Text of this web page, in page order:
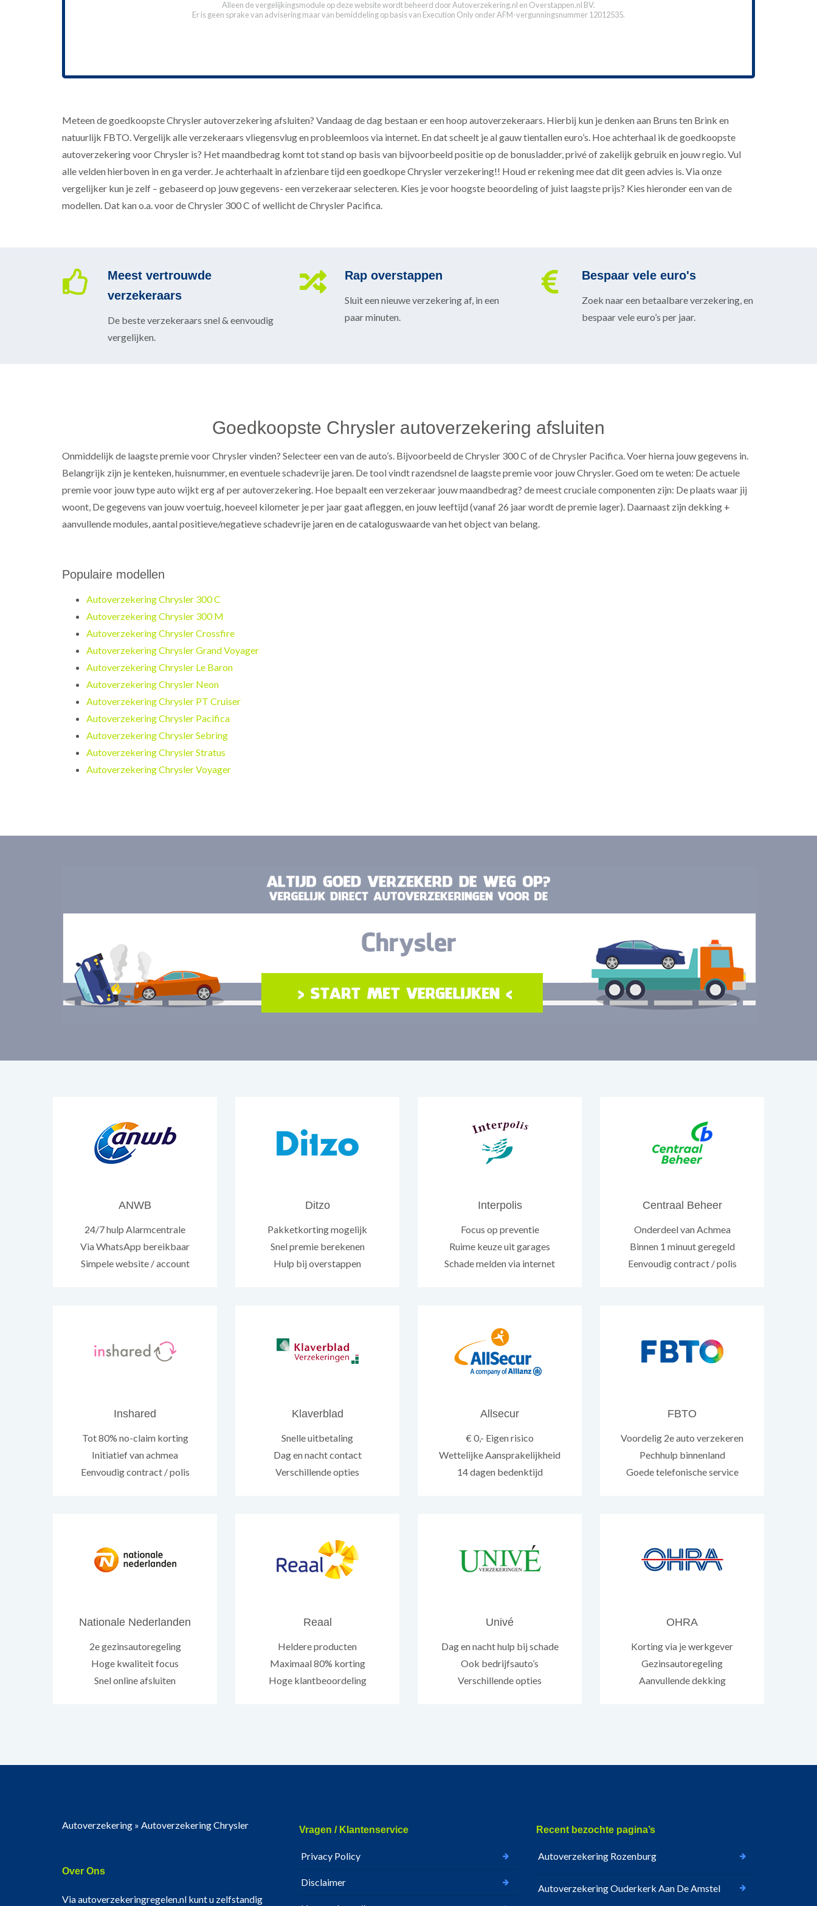
Alleen de vergelijkingsmodule op deze website wordt beheerd doorAutoverzekering.nl en Overstappen.nl BV.
Er is geen sprake van advisering maar van bemiddeling op basis van Execution Only onder AFM-vergunningsnummer 12012535.
Meteen de goedkoopste Chrysler autoverzekering afsluiten? Vandaag de dag bestaan er een hoop autoverzekeraars. Hierbij kun je denken aan Bruns ten Brink en
natuurlijk FBTO. Vergelijk alle verzekeraars vliegensvlug en probleemloos via internet. En dat scheelt je al gauw tientallen euro’s. Hoe achterhaal ik de goedkoopste
autoverzekering voor Chrysler is? Het maandbedrag komt tot stand op basis van bijvoorbeeld positie op de bonusladder, privé of zakelijk gebruik en jouw regio. Vul
alle velden hierboven in en ga verder. Je achterhaalt in afzienbare tijd een goedkope Chrysler verzekering!! Houd er rekening mee dat dit geen advies is. Via onze
vergelijker kun je zelf – gebaseerd op jouw gegevens- een verzekeraar selecteren. Kies je voor hoogste beoordeling of juist laagste prijs? Kies hieronder een van de
modellen. Dat kan o.a. voor de Chrysler 300 C of wellicht de Chrysler Pacifica.
Meest vertrouwde
verzekeraars
De beste verzekeraars snel & eenvoudig
vergelijken.
Rap overstappen
Sluit een nieuwe verzekering af, in een
paar minuten.
Bespaar vele euro's
Zoek naar een betaalbare verzekering, en
bespaar vele euro’s per jaar.
Goedkoopste Chrysler autoverzekering afsluiten
Onmiddelijk de laagste premie voor Chrysler vinden? Selecteer een van de auto’s. Bijvoorbeeld de Chrysler 300 C of de Chrysler Pacifica. Voer hierna jouw gegevens in.
Belangrijk zijn je kenteken, huisnummer, en eventuele schadevrije jaren. De tool vindt razendsnel de laagste premie voor jouw Chrysler. Goed om te weten: De actuele
premie voor jouw type auto wijkt erg af per autoverzekering. Hoe bepaalt een verzekeraar jouw maandbedrag? de meest cruciale componenten zijn: De plaats waar jij
woont, De gegevens van jouw voertuig, hoeveel kilometer je per jaar gaat afleggen, en jouw leeftijd (vanaf 26 jaar wordt de premie lager). Daarnaast zijn dekking +
aanvullende modules, aantal positieve/negatieve schadevrije jaren en de cataloguswaarde van het object van belang.
Populaire modellen
Autoverzekering Chrysler 300 C
Autoverzekering Chrysler 300 M
Autoverzekering Chrysler Crossfire
Autoverzekering Chrysler Grand Voyager
Autoverzekering Chrysler Le Baron
Autoverzekering Chrysler Neon
Autoverzekering Chrysler PT Cruiser
Autoverzekering Chrysler Pacifica
Autoverzekering Chrysler Sebring
Autoverzekering Chrysler Stratus
Autoverzekering Chrysler Voyager
ANWB
24/7 hulp Alarmcentrale
Via WhatsApp bereikbaar
Simpele website / account
Ditzo
Pakketkorting mogelijk
Snel premie berekenen
Hulp bij overstappen
Interpolis
Focus op preventie
Ruime keuze uit garages
Schade melden via internet
Centraal Beheer
Onderdeel van Achmea
Binnen 1 minuut geregeld
Eenvoudig contract / polis
Inshared
Tot 80% no-claim korting
Initiatief van achmea
Eenvoudig contract / polis
Klaverblad
Snelle uitbetaling
Dag en nacht contact
Verschillende opties
Allsecur
€ 0,- Eigen risico
Wettelijke Aansprakelijkheid
14 dagen bedenktijd
FBTO
Voordelig 2e auto verzekeren
Pechhulp binnenland
Goede telefonische service
Nationale Nederlanden
2e gezinsautoregeling
Hoge kwaliteit focus
Snel online afsluiten
Reaal
Heldere producten
Maximaal 80% korting
Hoge klantbeoordeling
Univé
Dag en nacht hulp bij schade
Ook bedrijfsauto’s
Verschillende opties
OHRA
Korting via je werkgever
Gezinsautoregeling
Aanvullende dekking
Autoverzekering » Autoverzekering Chrysler
Over Ons
Via autoverzekeringregelen.nl kunt u zelfstandig
Vragen / Klantenservice
Privacy Policy
Disclaimer
Recent bezochte pagina’s
Autoverzekering Rozenburg
Autoverzekering Ouderkerk Aan De Amstel